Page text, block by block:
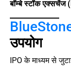
बॉम्बे स्टॉक एक्सचेंज
उपयोग
IPO के माध्यम से